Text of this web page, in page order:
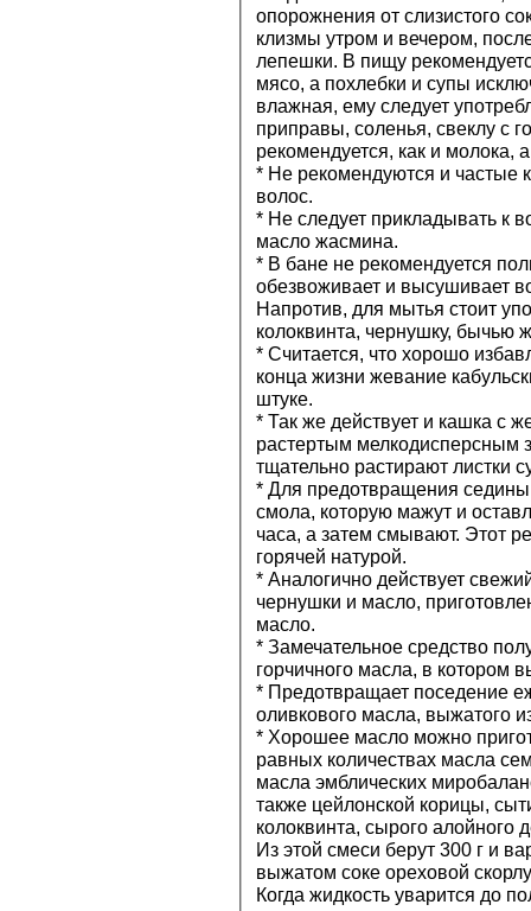
опорожнения от слизистого
клизмы утром и вечером,
лепешки. В пищу
мясо, а похлебки и супы
влажная, ему следует
приправы, соленья, свеклу с
рекомендуется, как и
* Не рекомендуются и частые
волос.
* Не следует прикладывать к
масло жасмина.
* В бане не рекомендуется
обезвоживает и высушивает
Напротив, для мытья стоит
колоквинта, чернушку, бычью
* Считается, что хорошо
конца жизни жевание
штуке.
* Так же действует и кашка с
растертым мелкодисперсным
тщательно растирают листки
* Для предотвращения седины
смола, которую мажут и
часа, а затем смывают. Этот
горячей натурой.
* Аналогично действует
чернушки и масло,
масло.
* Замечательное средство
горчичного масла, в котором
* Предотвращает поседение
оливкового масла, выжатого
* Хорошее масло можно
равных количествах масла
масла эмблических
также цейлонской корицы,
колоквинта, сырого алойного
Из этой смеси берут 300 г и
выжатом соке ореховой
Когда жидкость уварится до